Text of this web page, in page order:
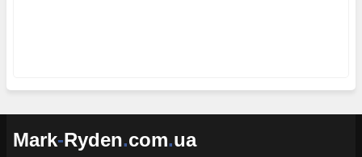
Mark-Ryden.com.ua